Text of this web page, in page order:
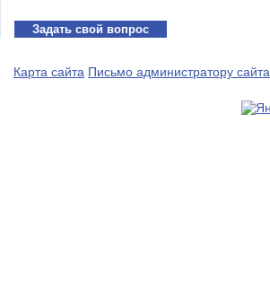
Задать свой вопрос
Карта сайта Письмо администратору сайта